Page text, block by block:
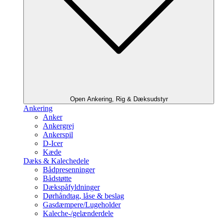
Open Ankering, Rig & Dæksudstyr
Ankering
Anker
Ankergrej
Ankerspil
D-Icer
Kæde
Dæks & Kalechedele
Bådpresenninger
Bådstøtte
Dækspåfyldninger
Dørhåndtag, låse & beslag
Gasdæmpere/Lugeholder
Kaleche-/gelænderdele